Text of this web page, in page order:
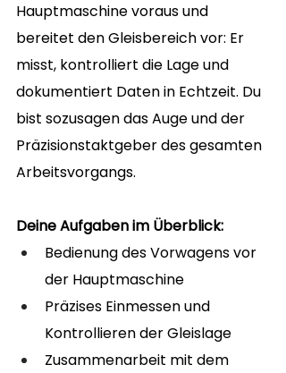
Hauptmaschine voraus und
bereitet den Gleisbereich vor: Er
misst, kontrolliert die Lage und
dokumentiert Daten in Echtzeit. Du
bist sozusagen das Auge und der
Präzisionstaktgeber des gesamten
Arbeitsvorgangs.
Deine Aufgaben im Überblick:
Bedienung des Vorwagens vor
der Hauptmaschine
Präzises Einmessen und
Kontrollieren der Gleislage
Zusammenarbeit mit dem